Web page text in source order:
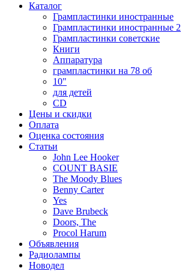
Каталог
Грампластинки иностранные
Грампластинки иностранные 2
Грампластинки советские
Книги
Аппаратура
грампластинки на 78 об
10"
для детей
CD
Цены и скидки
Оплата
Оценка состояния
Статьи
John Lee Hooker
COUNT BASIE
The Moody Blues
Benny Carter
Yes
Dave Brubeck
Doors, The
Procol Harum
Объявления
Радиолампы
Новодел